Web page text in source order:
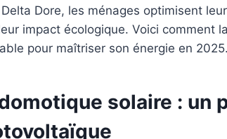
Dore, les ménages optimisent
impact écologique. Voici comment
pour maîtriser son énergie en 2025.
solaire : un